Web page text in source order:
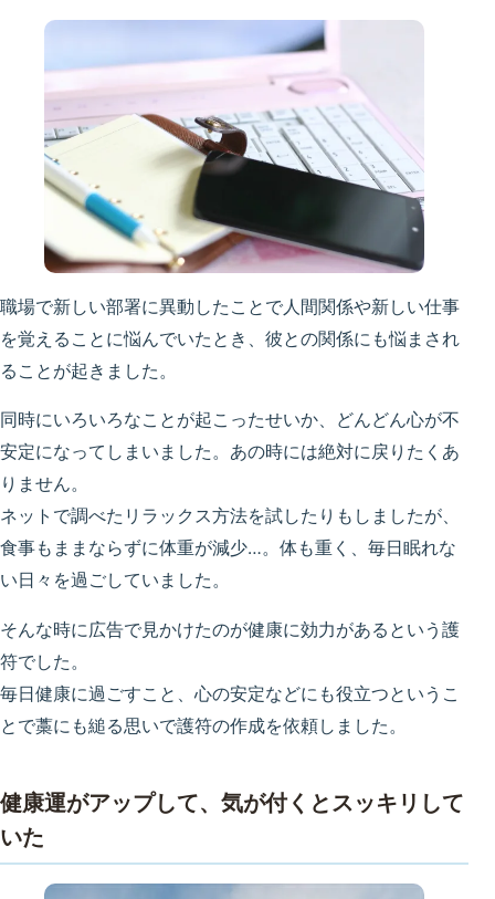
職場で新しい部署に異動したことで人間関係や新しい仕事
を覚えることに悩んでいたとき、彼との関係にも悩まされ
ることが起きました。
同時にいろいろなことが起こったせいか、どんどん心が不
安定になってしまいました。あの時には絶対に戻りたくあ
りません。
ネットで調べたリラックス方法を試したりもしましたが、
食事もままならずに体重が減少…。体も重く、毎日眠れな
い日々を過ごしていました。
そんな時に広告で見かけたのが健康に効力があるという護
符でした。
毎日健康に過ごすこと、心の安定などにも役立つというこ
とで藁にも縋る思いで護符の作成を依頼しました。
健康運がアップして、気が付くとスッキリして
いた